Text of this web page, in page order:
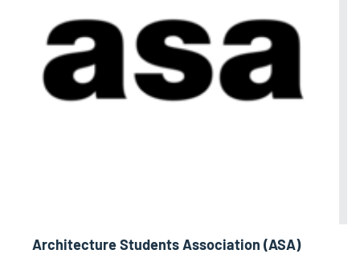
Architecture Students Association (ASA)